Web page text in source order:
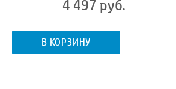
4 497 руб.
В КОРЗИНУ